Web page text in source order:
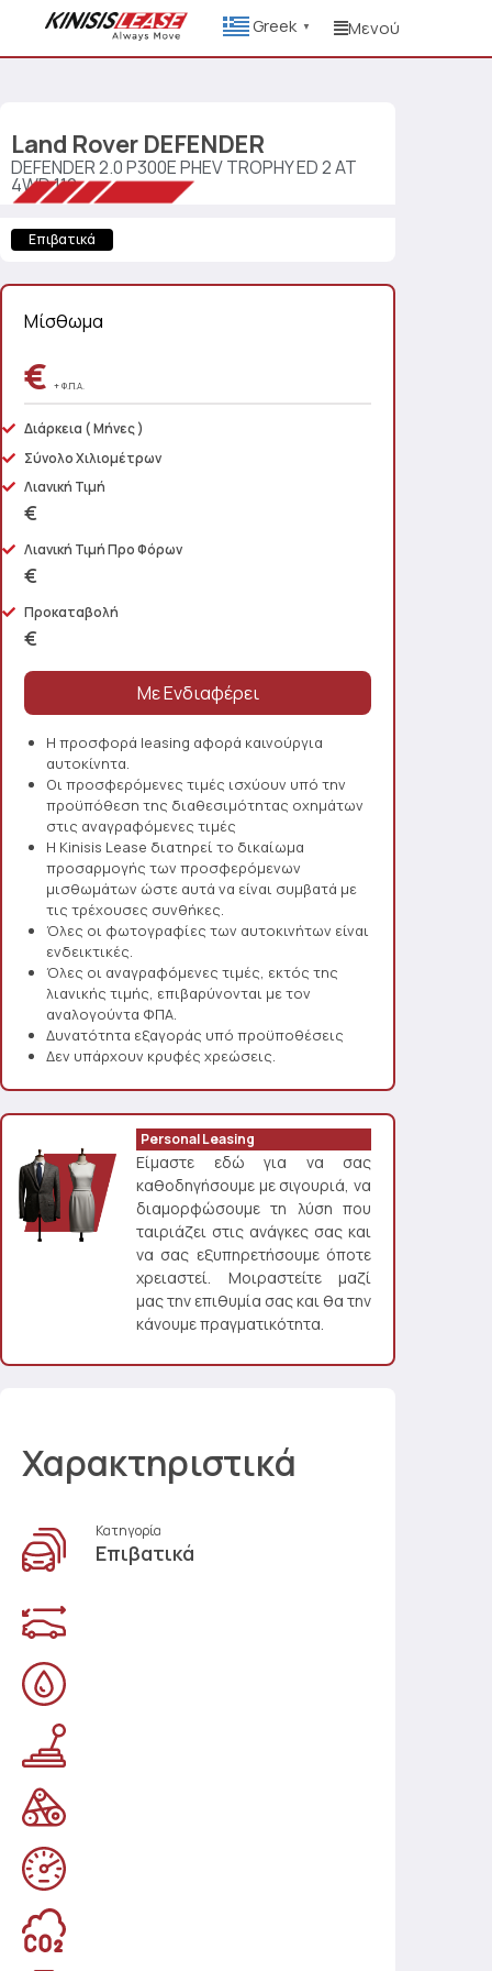
Greek ▼ Μενού
Land Rover DEFENDER
DEFENDER 2.0 P300E PHEV TROPHY ED 2 AT
4WD 110
Επιβατικά
Μίσθωμα
€ + Φ.Π.Α.
Διάρκεια ( Μήνες )
Σύνολο Χιλιομέτρων
Λιανική Τιμή
€
Λιανική Τιμή Προ Φόρων
€
Προκαταβολή
€
Η προσφορά leasing αφορά καινούργια
αυτοκίνητα.
Οι προσφερόμενες τιμές ισχύουν υπό την
προϋπόθεση της διαθεσιμότητας οχημάτων
στις αναγραφόμενες τιμές
Η Kinisis Lease διατηρεί το δικαίωμα
προσαρμογής των προσφερόμενων
μισθωμάτων ώστε αυτά να είναι συμβατά με
τις τρέχουσες συνθήκες.
Όλες οι φωτογραφίες των αυτοκινήτων είναι
ενδεικτικές.
Όλες οι αναγραφόμενες τιμές, εκτός της
λιανικής τιμής, επιβαρύνονται με τον
αναλογούντα ΦΠΑ.
Δυνατότητα εξαγοράς υπό προϋποθέσεις
Δεν υπάρχουν κρυφές χρεώσεις.
Personal Leasing
Είμαστε εδώ για να σας
καθοδηγήσουμε με σιγουριά, να
διαμορφώσουμε τη λύση που
ταιριάζει στις ανάγκες σας και
να σας εξυπηρετήσουμε όποτε
χρειαστεί. Μοιραστείτε μαζί
μας την επιθυμία σας και θα την
κάνουμε πραγματικότητα.
Χαρακτηριστικά
Κατηγορία
Επιβατικά